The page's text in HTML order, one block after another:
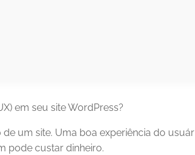
em seu site WordPress?
um site. Uma boa experiência do
pode custar dinheiro.